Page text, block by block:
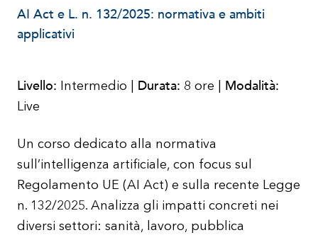
AI Act e L. n. 132/2025: normativa e ambiti
applicativi
Livello: Intermedio | Durata: 8 ore | Modalità:
Live
Un corso dedicato alla normativa
sull’intelligenza artificiale, con focus sul
Regolamento UE (AI Act) e sulla recente Legge
n. 132/2025. Analizza gli impatti concreti nei
diversi settori: sanità, lavoro, pubblica